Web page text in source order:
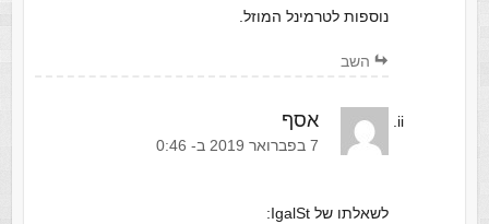
נוספות לטרמינל המוזל.
השב
אסף
‫7 בפברואר 2019 ב- 0:46
לשאלתו של IgalSt: